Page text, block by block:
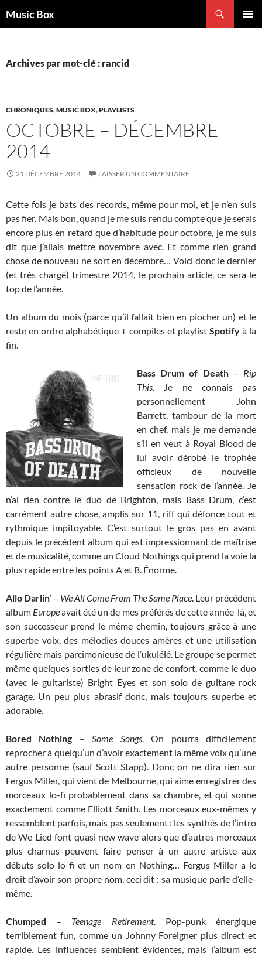
auMusic Box
Archives par mot-clé : rancid
CHRONIQUES,MUSIC BOX,PLAYLISTS
OCTOBRE – DÉCEMBRE
2014
21 DÉCEMBRE 2014 LAISSER UN COMMENTAIRE
Cette fois je bats des records, même pour moi, et je n’en suis
pas fier. Mais bon, quand je me suis rendu compte que je serais
encore plus en retard que d’habitude pour octobre, je me suis
dit que j’allais mettre novembre avec. Et comme rien grand
chose de nouveau ne sort en décembre… Voici donc le dernier
(et très chargé) trimestre 2014, le prochain article, ce sera le
top de l’année.
Un album du mois (parce qu’il fallait bien en piocher un) et le
reste en ordre alphabétique + compiles et playlist Spotifyà la
fin.
Bass Drum of Death– Rip
This. Je ne connais pas
personnellement John
Barrett, tambour de la mort
en chef, mais je me demande
s’il en veut à Royal Blood de
lui avoir dérobé le trophée
officieux de nouvelle
sensation rock de l’année. Je
n’ai rien contre le duo de Brighton, mais Bass Drum, c’est
carrément autre chose, amplis sur 11, riff qui défonce tout et
rythmique impitoyable. C’est surtout le gros pas en avant
depuis le précédent album qui est impressionnant de maîtrise
et de musicalité, comme un Cloud Nothings qui prend la voie la
plus rapide entre les points A et B. Énorme.
Allo Darlin’ – We All Come From The Same Place. Leur précédent
album Europeavait été un de mes préférés de cette année-là, et
son successeur prend le même chemin, toujours grâce à une
superbe voix, des mélodies douces-amères et une utilisation
régulière mais parcimonieuse de l’ukulélé. Le groupe se permet
même quelques sorties de leur zone de confort, comme le duo
(avec le guitariste) Bright Eyes et son solo de guitare rock
garage. Un peu plus abrasif donc, mais toujours superbe et
adorable.
Bored Nothing –Some Songs. On pourra difficilement
reprocher à quelqu’un d’avoir exactement la même voix qu’une
autre personne (sauf Scott Stapp). Donc on ne dira rien sur
Fergus Miller, qui vient de Melbourne, qui aime enregistrer des
morceaux lo-fi probablement dans sa chambre, et qui sonne
exactement comme Elliott Smith. Les morceaux eux-mêmes y
ressemblent parfois, mais pas seulement : les synthés de l’intro
de We Lied font quasi new wave alors que d’autres morceaux
plus charnus peuvent faire penser à un autre artiste aux
débuts solo lo-fi et un nom en Nothing… Fergus Miller a le
droit d’avoir son propre nom, ceci dit : sa musique parle d’elle-
même.
Chumped – Teenage Retirement. Pop-punk énergique
terriblement fun, comme un Johnny Foreigner plus direct et
rapide. Les influences semblent évidentes, mais l’album est